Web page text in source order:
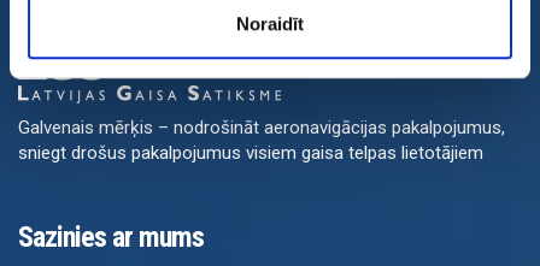
Noraidīt
Galvenais mērķis – nodrošināt aeronavigācijas pakalpojumus,
sniegt drošus pakalpojumus visiem gaisa telpas lietotājiem
Sazinies ar mums